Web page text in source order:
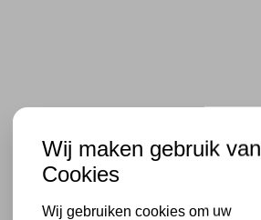
Wij maken gebruik van
Cookies
Wij gebruiken cookies om uw